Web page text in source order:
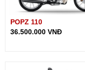
POPZ 110
36.500.000 VNĐ